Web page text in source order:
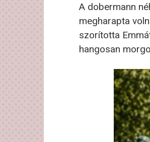
A dobermann
megharapta
szorította
hangosan